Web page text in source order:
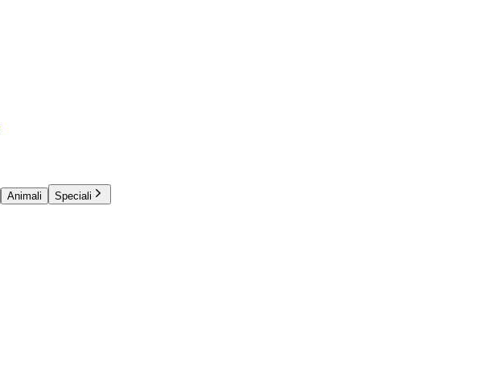
Animali
Speciali